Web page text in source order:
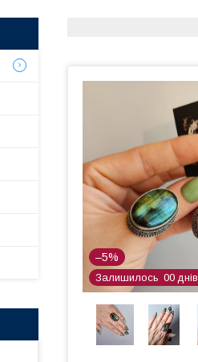
–5%
Залишилось 00 днів